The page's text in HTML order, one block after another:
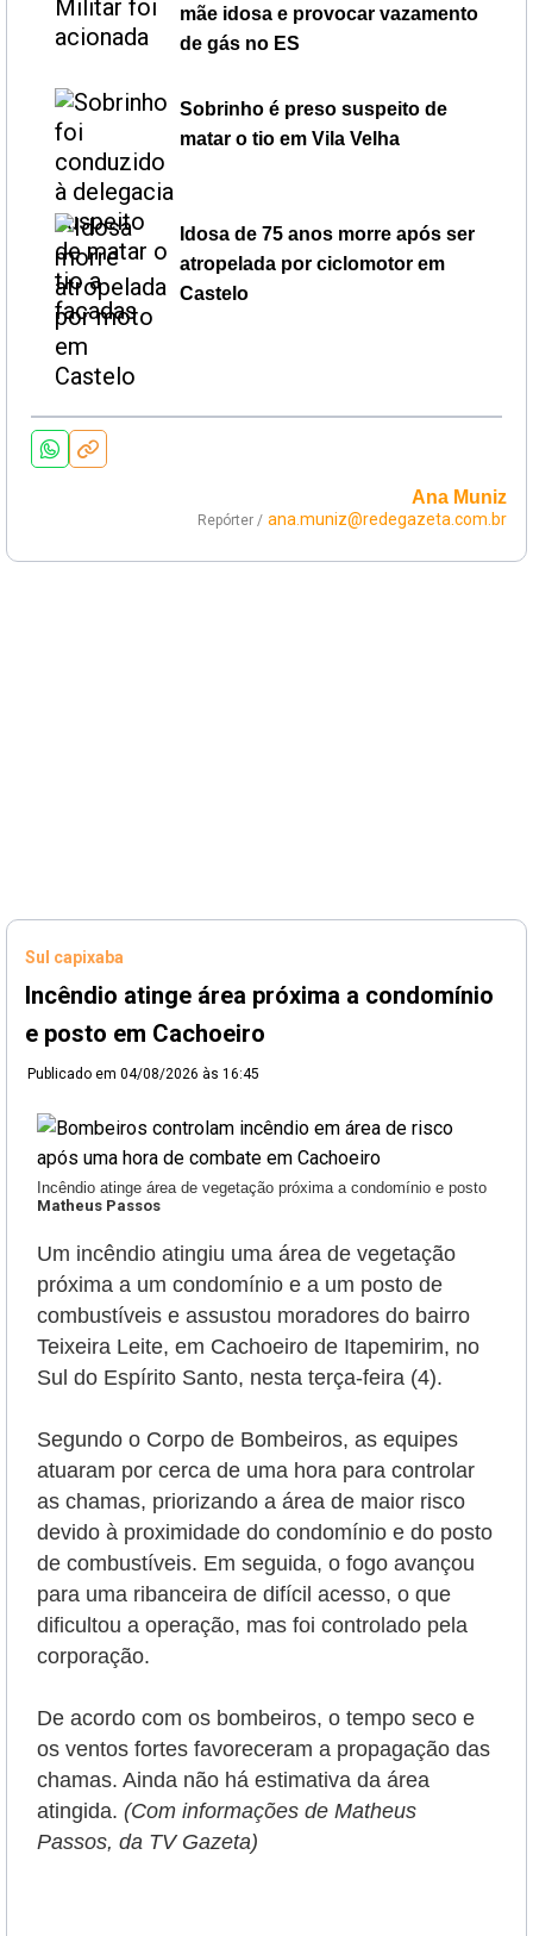
mãe idosa e provocar vazamento
de gás no ES
Sobrinho é preso suspeito de
matar o tio em Vila Velha
Idosa de 75 anos morre após ser
atropelada por ciclomotor em
Castelo
Ana Muniz
Repórter / ana.muniz@redegazeta.com.br
Sul capixaba
Incêndio atinge área próxima a condomínio
e posto em Cachoeiro
Publicado em 04/08/2026 às 16:45
Incêndio atinge área de vegetação próxima a condomínio e posto
Matheus Passos
Um incêndio atingiu uma área de vegetação
próxima a um condomínio e a um posto de
combustíveis e assustou moradores do bairro
Teixeira Leite, em Cachoeiro de Itapemirim, no
Sul do Espírito Santo, nesta terça-feira (4).
Segundo o Corpo de Bombeiros, as equipes
atuaram por cerca de uma hora para controlar
as chamas, priorizando a área de maior risco
devido à proximidade do condomínio e do posto
de combustíveis. Em seguida, o fogo avançou
para uma ribanceira de difícil acesso, o que
dificultou a operação, mas foi controlado pela
corporação.
De acordo com os bombeiros, o tempo seco e
os ventos fortes favoreceram a propagação das
chamas. Ainda não há estimativa da área
atingida. (Com informações de Matheus
Passos, da TV Gazeta)